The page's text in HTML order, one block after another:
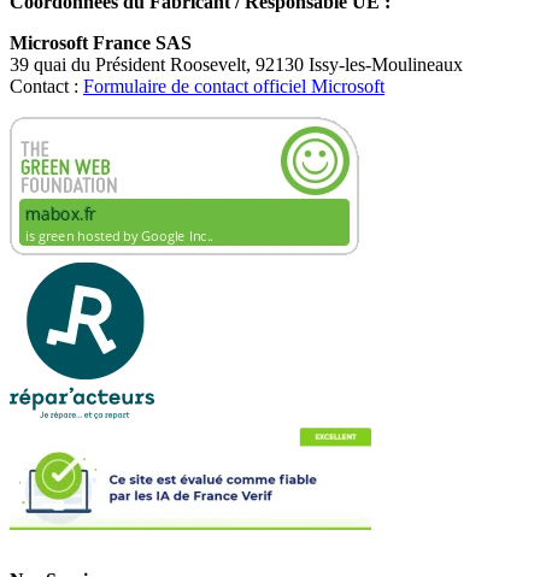
Microsoft France SAS
39 quai du Président Roosevelt, 92130 Issy-les-Moulineaux
Contact : Formulaire de contact officiel Microsoft